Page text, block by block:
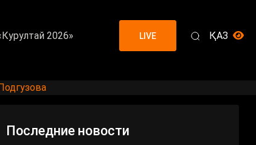
2026» LIVE ҚАЗ
Последние новости